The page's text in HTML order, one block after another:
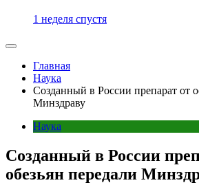
1 неделя спустя
Главная
Наука
Созданный в России препарат от
Минздраву
Наука
Созданный в России
обезьян передали